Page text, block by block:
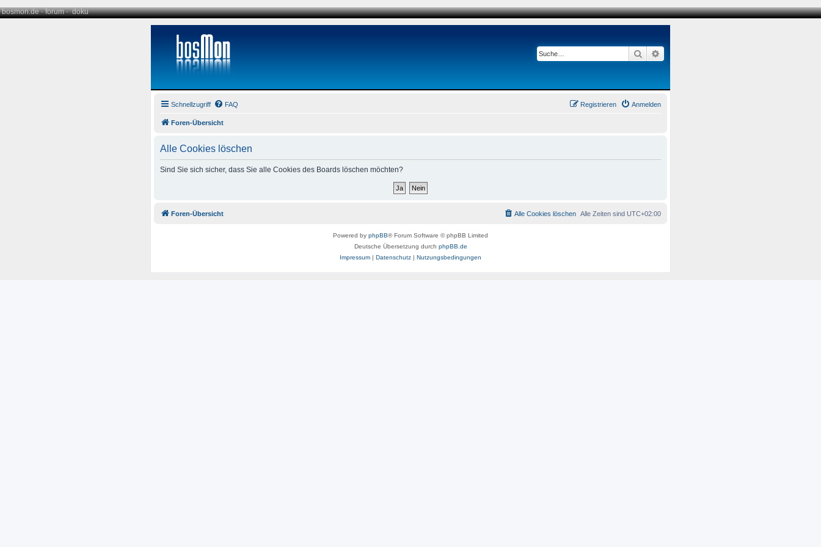
bosmon.de·forum·doku
Suche
Schnellzugriff FAQ Anmelden
Registrieren
Foren-Übersicht
Alle Cookies löschen
Sind Sie sich sicher, dass Sie alle Cookies des Boards löschen möchten?
Foren-Übersicht Alle Zeiten sind UTC+02:00
Alle Cookies löschen
Powered by phpBB® Forum Software © phpBB Limited
Deutsche Übersetzung durch phpBB.de
Impressum | Datenschutz | Nutzungsbedingungen